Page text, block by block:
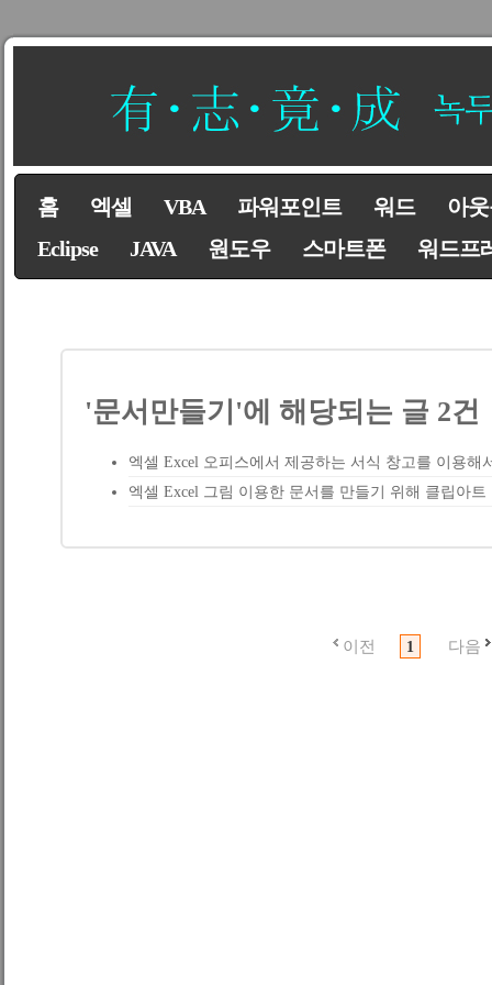
홈 엑셀 VBA 파워포인트 워드
아
Eclipse
JAVA 원도우 스마트폰 워드프
'문서만들기'에 해당되는 글 2건
엑셀 Excel 오피스에서 제공하는 서식 창고를 이용해
엑셀 Excel 그림 이용한 문서를 만들기 위해 클립아트
이전 1 다음